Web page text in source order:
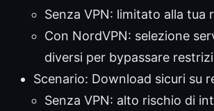
Senza VPN: limitato alla tua
Con NordVPN: selezione
diversi per bypassare
Scenario: Download sicuri su
Senza VPN: alto rischio di